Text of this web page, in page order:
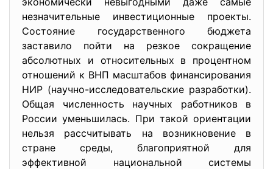
незначительные инвестиционные проекты.
Состояние государственного бюджета
заставило пойти на резкое сокращение
абсолютных и относительных в процентном
отношений к ВНП масштабов финансирования
НИР (научно-исследовательские разработки).
Общая численность научных работников в
России уменьшилась. При такой ориентации
нельзя рассчитывать на возникновение в
стране среды, благоприятной для
эффективной национальной системы